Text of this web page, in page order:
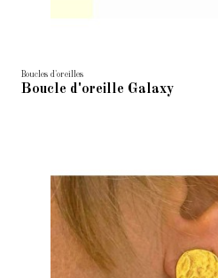
Boucles d'oreilles
Boucle d'oreille Galaxy